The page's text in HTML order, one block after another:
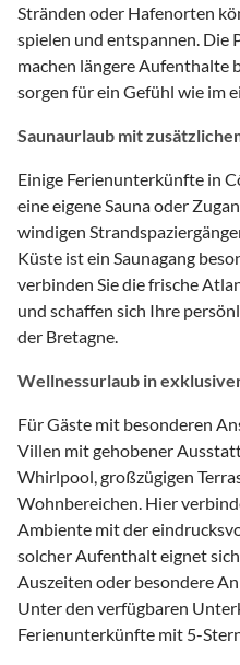
Stränden oder Hafenorten
spielen und entspannen. Die
machen längere Aufenthalte
sorgen für ein Gefühl wie im
Saunaurlaub mit
Einige Ferienunterkünfte in
eine eigene Sauna oder
windigen
Küste ist ein Saunagang
verbinden Sie die frische
und schaffen sich Ihre
der Bretagne.
Wellnessurlaub in
Für Gäste mit besonderen
Villen mit gehobener
Whirlpool, großzügigen
Wohnbereichen. Hier
Ambiente mit der
solcher Aufenthalt eignet
Auszeiten oder besondere
Unter den verfügbaren
Ferienunterkünfte mit 5-